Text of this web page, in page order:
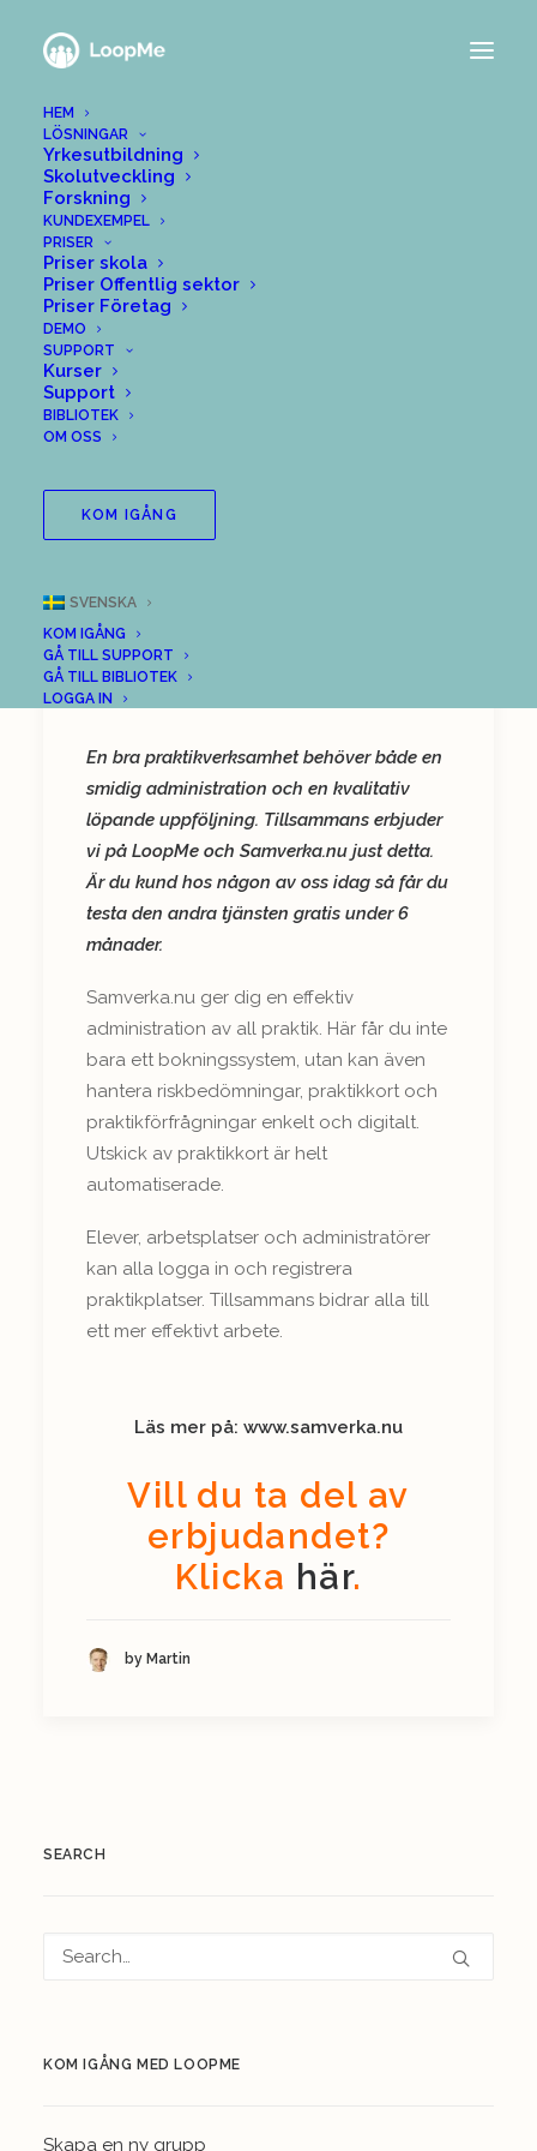
HEM
LÖSNINGAR
Yrkesutbildning
Skolutveckling
Forskning
KUNDEXEMPEL
PRISER
Priser skola
Priser Offentlig sektor
Priser Företag
DEMO
SUPPORT
Kurser
Support
BIBLIOTEK
OM OSS
KOM IGÅNG
SVENSKA
KOM IGÅNG
GÅ TILL SUPPORT
GÅ TILL BIBLIOTEK
LOGGA IN
kunder: Testa
Samverka.nu gratis i 6
månader!
En bra praktikverksamhet behöver både en
smidig administration och en kvalitativ
löpande uppföljning. Tillsammans erbjuder
vi på LoopMe och Samverka.nu just detta.
Är du kund hos någon av oss idag så får du
testa den andra tjänsten gratis under 6
månader.
Samverka.nu ger dig en effektiv
administration av all praktik. Här får du inte
bara ett bokningssystem, utan kan även
hantera riskbedömningar, praktikkort och
praktikförfrågningar enkelt och digitalt.
Utskick av praktikkort är helt
automatiserade.
Elever, arbetsplatser och administratörer
kan alla logga in och registrera
praktikplatser. Tillsammans bidrar alla till
ett mer effektivt arbete.
Läs mer på: www.samverka.nu
Vill du ta del av
erbjudandet?
Klicka här.
by Martin
SEARCH
KOM IGÅNG MED LOOPME
Skapa en ny grupp